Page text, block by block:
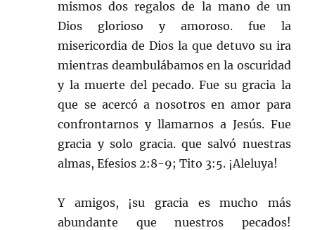
mismos dos regalos de la mano de un
Dios glorioso y amoroso. fue la
misericordia de Dios la que detuvo su ira
mientras deambulábamos en la oscuridad
y la muerte del pecado. Fue su gracia la
que se acercó a nosotros en amor para
confrontarnos y llamarnos a Jesús. Fue
gracia y solo gracia. que salvó nuestras
almas, Efesios 2:8-9; Tito 3:5. ¡Aleluya!
Y amigos, ¡su gracia es mucho más
abundante que nuestros pecados!